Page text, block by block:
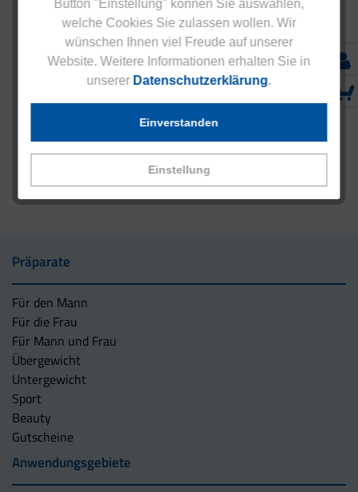
Button "Einstellung" können Sie auswählen,
welche Cookies Sie zulassen wollen. Wir
wünschen Ihnen viel Freude auf unserer
Website. Weitere Informationen erhalten Sie in
unserer Datenschutzerklärung.
Einstellung
Einverstanden
Präparate
Für den Mann
Für die Frau
Für Mann und Frau
Übergewicht
Untergewicht
Sport
Beauty
Gutscheine
Anwendungsgebiete